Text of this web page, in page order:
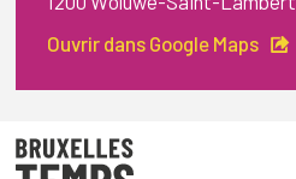
Ouvrir dans Google Maps